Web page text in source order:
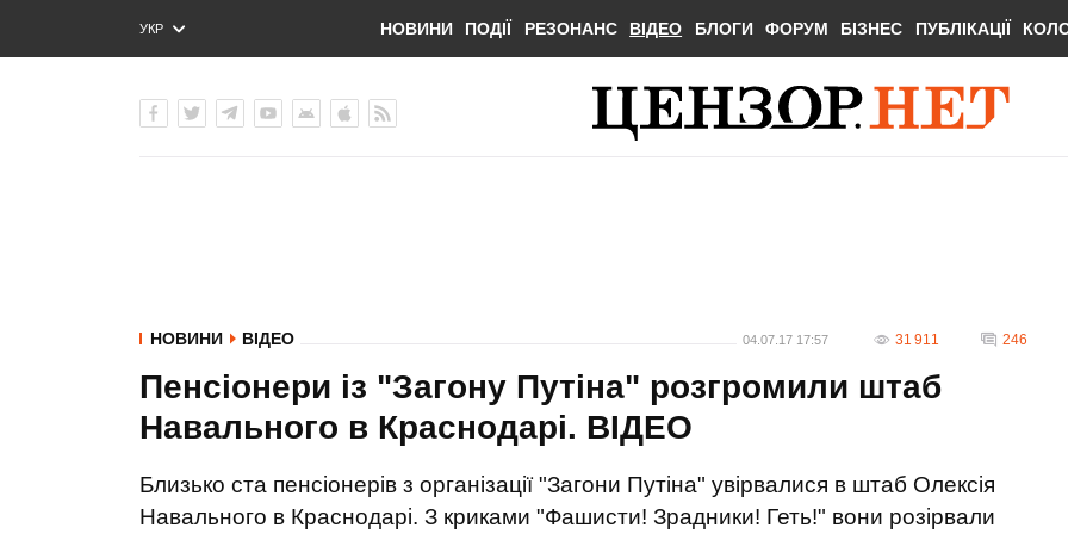
УКР
ENG
НОВИНИ ПОДІЇ РЕЗОНАНС ВІДЕО БЛОГИ ФОРУМ БІЗНЕС ПУБЛІКАЦІЇ
НОВИНИ ВІДЕО 04.07.17 17:57 31 911 246
Пенсіонери із "Загону Путіна" розгромили штаб
Навального в Краснодарі. ВІДЕО
Близько ста пенсіонерів з організації "Загони Путіна" увірвалися в штаб Олексія
Навального в Краснодарі. З криками "Фашисти! Зрадники! Геть!" вони розірвали